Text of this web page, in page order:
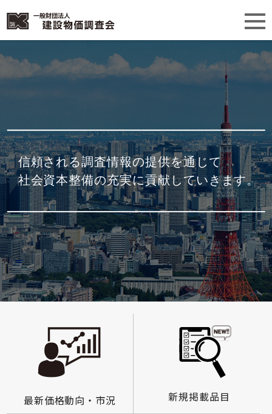
信頼される調査情報の提供を通じて
社会資本整備の充実に貢献していきます。
最新価格動向・市況 新規掲載品目